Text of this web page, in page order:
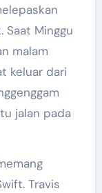
Saat Minggu
malam
keluar dari
jalan pada
Travis